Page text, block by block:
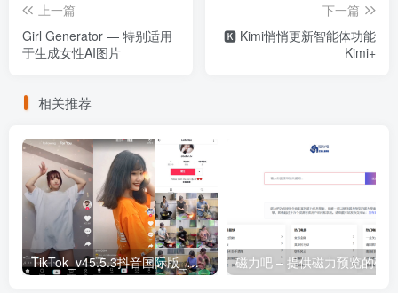
上一篇
Girl Generator — 特别适用
于生成女性AI图片
下一篇
🅺 Kimi悄悄更新智能体功能
Kimi+
相关推荐
TikTok_v45.5.3抖音国际版_免拔卡解锁全球版